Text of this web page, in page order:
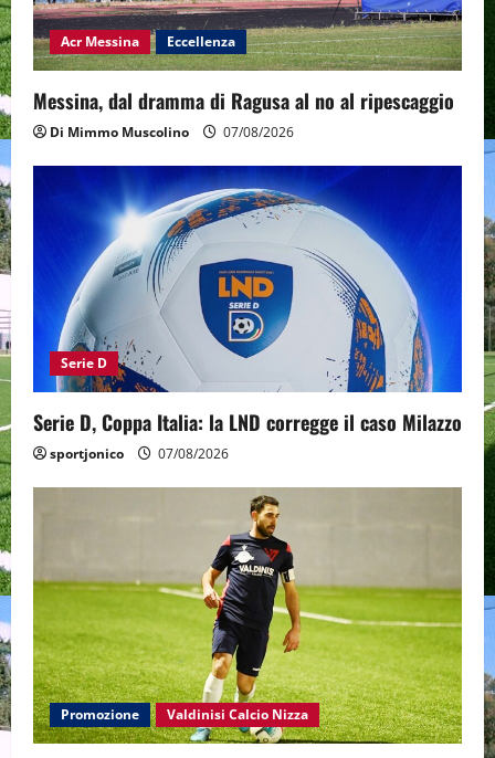
Acr Messina Eccellenza
Messina, dal dramma di Ragusa al no al ripescaggio
Di Mimmo Muscolino 07/08/2026
Serie D
Serie D, Coppa Italia: la LND corregge il caso Milazzo
sportjonico 07/08/2026
Promozione Valdinisi Calcio Nizza